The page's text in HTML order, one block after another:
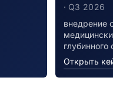
· Q3 2026
внедрение
Открыть